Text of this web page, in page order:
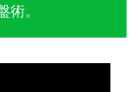
術。